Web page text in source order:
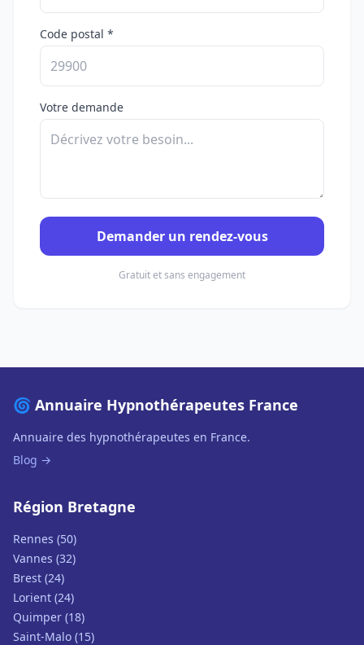
Code postal *
Votre demande
Demander un rendez-vous
Gratuit et sans engagement
🌀 Annuaire Hypnothérapeutes France
Annuaire des hypnothérapeutes en France.
Blog →
Région Bretagne
Rennes (50)
Vannes (32)
Brest (24)
Lorient (24)
Quimper (18)
Saint-Malo (15)